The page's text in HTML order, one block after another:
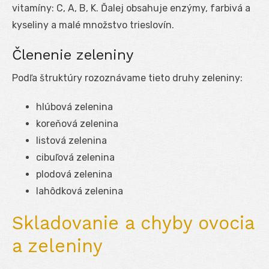
vitamíny: C, A, B, K. Ďalej obsahuje enzýmy, farbivá a
kyseliny a malé množstvo trieslovín.
Členenie zeleniny
Podľa štruktúry rozoznávame tieto druhy zeleniny:
hlúbová zelenina
koreňová zelenina
listová zelenina
cibuľová zelenina
plodová zelenina
lahôdková zelenina
Skladovanie a chyby ovocia
a zeleniny